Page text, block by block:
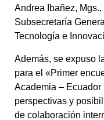
Andrea Ibañez,
Subsecretaría
Tecnología e
Además, se expuso
para el «Primer
Academia –
perspectivas y
de colaboración